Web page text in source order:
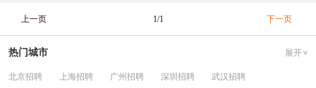
上一页 1/1 下一页
热门城市 展开
北京招聘 上海招聘 广州招聘 深圳招聘
武汉招聘